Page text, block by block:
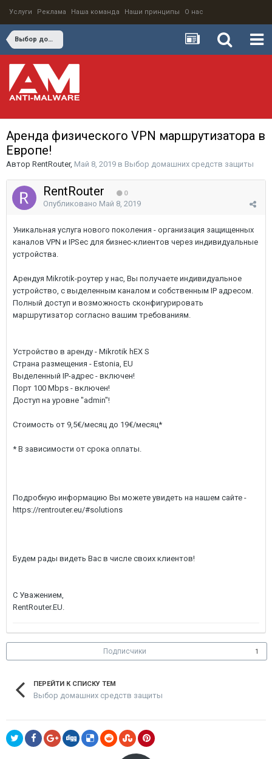
Услуги Реклама Наша команда Наши принципы О нас
Выбор домашних средств защиты
Аренда физического VPN маршрутизатора в
Европе!
Автор RentRouter, Май 8, 2019 в Выбор домашних средств защиты
RentRouter 0
Опубликовано Май 8, 2019
Уникальная услуга нового поколения - организация защищенных
каналов VPN и IPSec для бизнес-клиентов через индивидуальные
устройства.
Арендуя Mikrotik-роутер у нас, Вы получаете индивидуальное
устройство, с выделенным каналом и собственным IP адресом.
Полный доступ и возможность сконфигурировать
маршрутизатор согласно вашим требованиям.
Устройство в аренду - Mikrotik hEX S
Страна размещения - Estonia, EU
Выделенный IP-адрес - включен!
Порт 100 Mbps - включен!
Доступ на уровне "admin"!
Стоимость от 9,5€/месяц до 19€/месяц*
* В зависимости от срока оплаты.
Подробную информацию Вы можете увидеть на нашем сайте -
https://rentrouter.eu/#solutions
Будем рады видеть Вас в числе своих клиентов!
С Уважением,
RentRouter.EU.
Подписчики 1
ПЕРЕЙТИ К СПИСКУ ТЕМ
Выбор домашних средств защиты